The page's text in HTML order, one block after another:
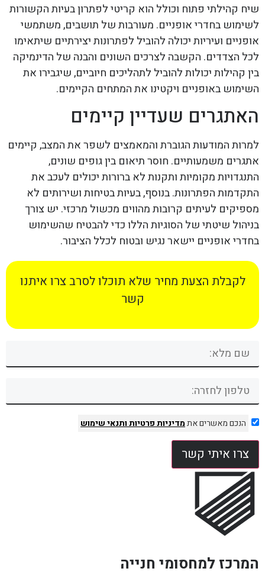
שיח קהילתי פתוח וכולל הוא קריטי לפתרון בעיות הקשורות
לשימוש בחדרי אופניים. מעורבות של תושבים, משתמשי
אופניים ועיריות יכולה להוביל לפתרונות יצירתיים שיתאימו
לכל הצדדים. הקשבה לצרכים השונים והבנה של הדינמיקה
בין קהילות יכולות להוביל לתהליכים חיוביים, שיגבירו את
השימוש באופניים ויקטינו את המתחים הקיימים.
האתגרים שעדיין קיימים
למרות המודעות הגוברת והמאמצים לשפר את המצב, קיימים
אתגרים משמעותיים. חוסר תיאום בין גופים שונים,
התנגדויות מקומיות ותקנות לא ברורות יכולים לעכב את
התקדמות הפתרונות. בנוסף, בעיות בטיחות ושירותים לא
מספיקים לעיתים קרובות מהווים מכשול מרכזי. יש צורך
בניהול שיטתי של הסוגיות הללו כדי להבטיח שהשימוש
בחדרי אופניים יישאר נגיש ובטוח לכלל הציבור.
לקבלת הצעת מחיר שלא תוכלו לסרב צרו איתנו
קשר
הנכם מאשרים אתמדיניות פרטיותותנאי שימוש
צרו איתי קשר
המרכז למחסומי חנייה